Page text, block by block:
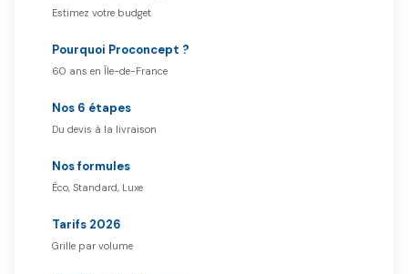
Estimez votre budget
Pourquoi Proconcept ?
60 ans en Île-de-France
Nos 6 étapes
Du devis à la livraison
Nos formules
Éco, Standard, Luxe
Tarifs 2026
Grille par volume